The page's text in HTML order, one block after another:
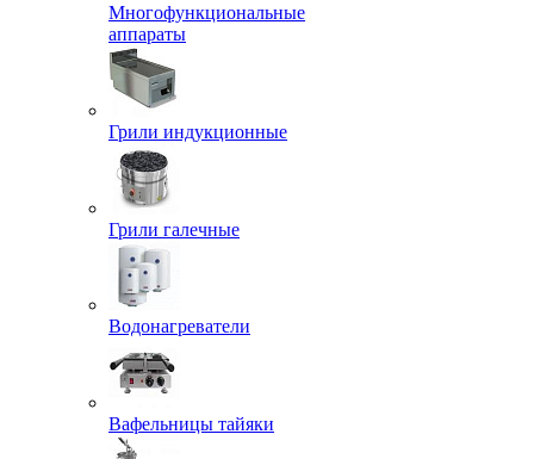
Многофункциональные
аппараты
Грили индукционные
Грили галечные
Водонагреватели
Вафельницы тайяки